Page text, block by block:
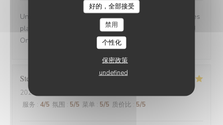
好的，全部接受
禁用
个性化
保密政策
undefined
Une adresse a absolument découvrir ! Une ambiance,des
plats tous délicieux,un personnel attentionné et réactif !!
On reviendra....
Stefano
2025-08-30
服务 : 4/5 氛围 : 5/5 菜单 : 5/5 质价比 : 5/5